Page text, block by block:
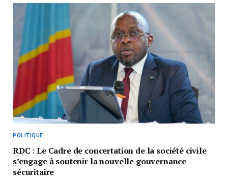
POLITIQUE
RDC : Le Cadre de concertation de la société civile
s’engage à soutenir la nouvelle gouvernance
sécuritaire